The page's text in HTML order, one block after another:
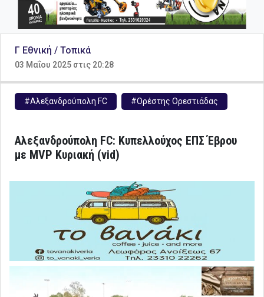
Γ Εθνική / Τοπικά
03 Μαΐου 2025 στις 20:28
#Αλεξανδρούπολη FC #Ορέστης Ορεστιάδας
Αλεξανδρούπολη FC: Κυπελλούχος ΕΠΣ Έβρου
με MVP Κυριακή (vid)